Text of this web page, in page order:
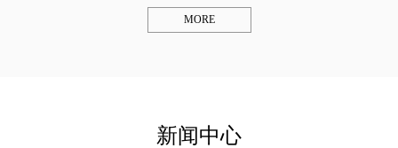
MORE
新闻中心